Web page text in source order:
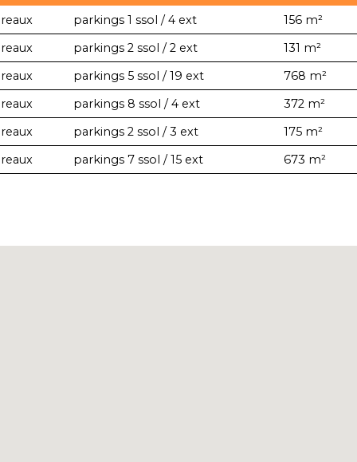
parkings 1 ssol / 4 ext
156 m²
parkings 2 ssol / 2 ext
131 m²
parkings 5 ssol / 19 ext
768 m²
parkings 8 ssol / 4 ext
372 m²
parkings 2 ssol / 3 ext
175 m²
parkings 7 ssol / 15 ext 673 m²